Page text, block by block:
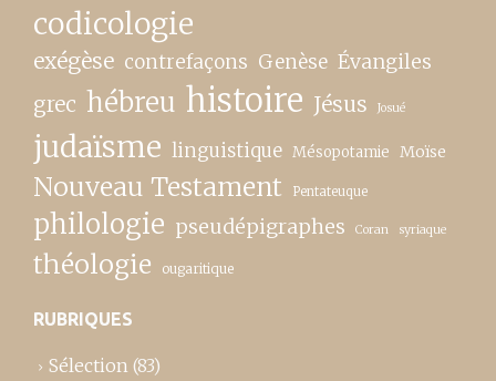
codicologie
exégèse contrefaçons Genèse Évangiles
grec hébreu histoire Jésus Josué
judaïsme linguistique Mésopotamie Moïse
Nouveau Testament Pentateuque
philologie pseudépigraphes Coran syriaque
théologie ougaritique
RUBRIQUES
Sélection (83)